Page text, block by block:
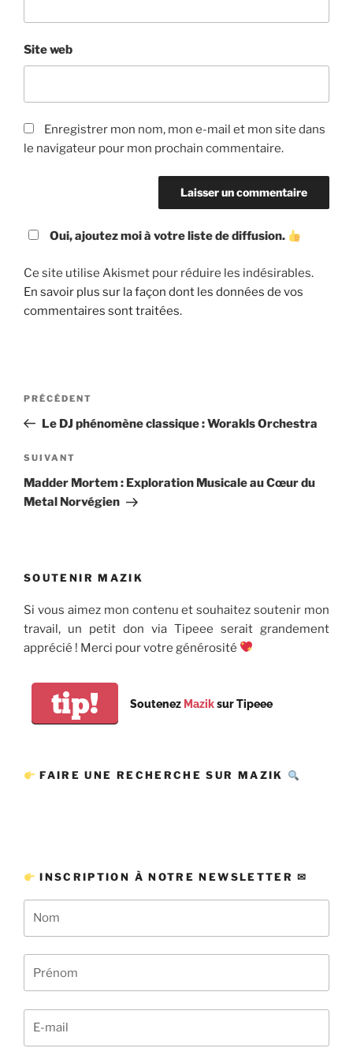
Site web
Enregistrer mon nom, mon e-mail et mon site dans
le navigateur pour mon prochain commentaire.
Oui, ajoutez moi à votre liste de diffusion.
Ce site utilise Akismet pour réduire les indésirables.
En savoir plus sur la façon dont les données de vos
commentaires sont traitées.
Navigation
l’article
Article
précédent
PRÉCÉDENT
Le DJ phénomène classique : Worakls Orchestra
Article
suivant
SUIVANT
Madder Mortem : Exploration Musicale au Cœur du
Metal Norvégien
SOUTENIR MAZIK
Si vous aimez mon contenu et souhaitez soutenir mon
travail, un petit don via Tipeee serait grandement
apprécié ! Merci pour votre générosité
tip! Soutenez Maziksur Tipeee
FAIRE UNE RECHERCHE SUR MAZIK
INSCRIPTION À NOTRE NEWSLETTER ✉